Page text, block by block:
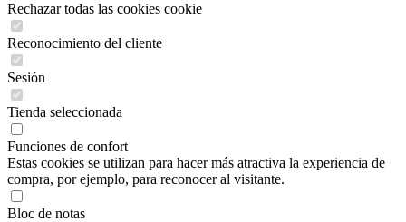
Rechazar todas las cookies cookie
Reconocimiento del cliente
Sesión
Tienda seleccionada
Funciones de confort
Estas cookies se utilizan para hacer más atractiva la experiencia de
compra, por ejemplo, para reconocer al visitante.
Bloc de notas